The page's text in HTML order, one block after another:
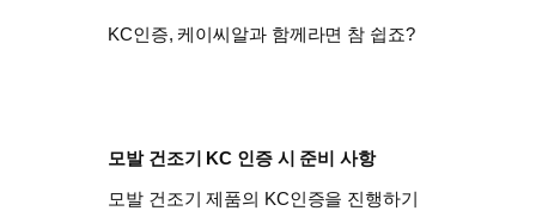
KC인증, 케이씨알과 함께라면 참 쉽죠?
모발 건조기 KC 인증 시 준비 사항
모발 건조기 제품의 KC인증을 진행하기